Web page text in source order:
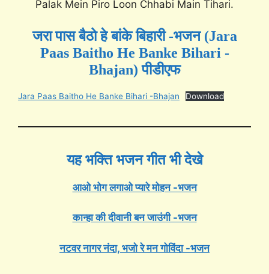
Palak Mein Piro Loon Chhabi Main Tihari.
जरा पास बैठो हे बांके बिहारी -भजन (Jara
Paas Baitho He Banke Bihari -
Bhajan) पीडीएफ
Jara Paas Baitho He Banke Bihari -Bhajan Download
यह भक्ति भजन गीत भी देखे
आओ भोग लगाओ प्यारे मोहन -भजन
कान्हा की दीवानी बन जाउंगी -भजन
नटवर नागर नंदा, भजो रे मन गोविंदा -भजन